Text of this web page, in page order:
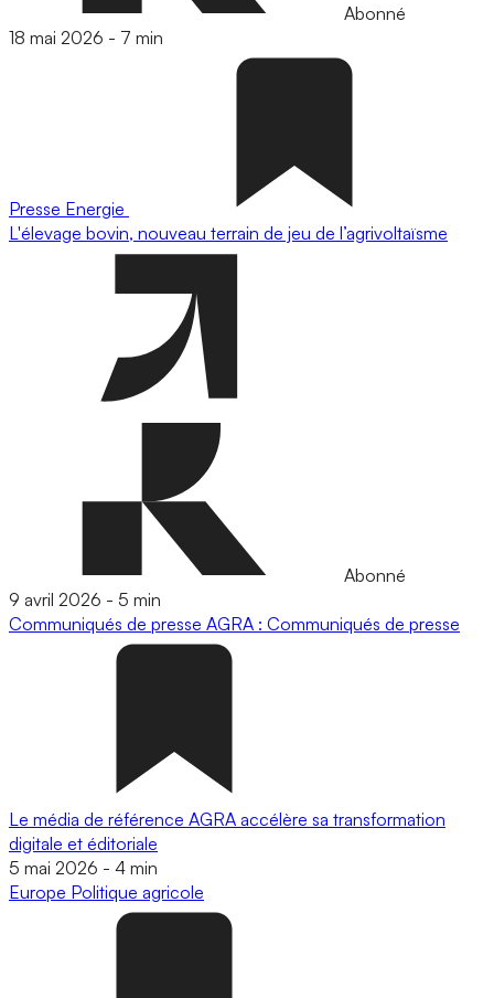
Abonné
18 mai 2026 - 7 min
Presse Energie
L'élevage bovin, nouveau terrain de jeu de l’agrivoltaïsme
Abonné
9 avril 2026 - 5 min
Communiqués de presse AGRA : Communiqués de presse
Le média de référence AGRA accélère sa transformation
digitale et éditoriale
5 mai 2026 - 4 min
Europe Politique agricole